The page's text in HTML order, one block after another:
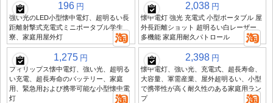
196 円
強い光のLED小型懐中電灯、超明るい長
距離射撃式充電式ミニポータブル学生
寮、家庭用屋外灯
2,038 円
懐中電灯 強光 充電式 小型ポータブル 屋
外長距離ショット 超明るい白レーザー
多機能 家庭用耐久パトロール
1,275 円
フィリップス懐中電灯、強い光、超明る
い充電、超長寿命のバッテリー、家庭
用、緊急用および携帯可能な小型懐中電
灯
2,398 円
懐中電灯、強い光、充電式、超長寿命、
大容量、軍需産業、屋外超明るい、小型
で携帯性が高く耐久性のある家庭用ラン
プ